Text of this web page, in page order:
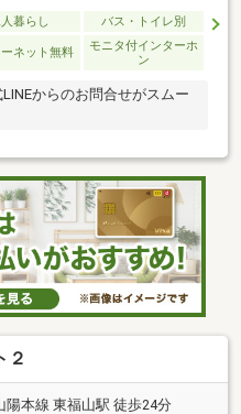
暮らし バス・トイレ別
ネット無料
モニタ付インターホ
ン
からのお問合せがスムー
２
陽本線 東福山駅 徒歩24分